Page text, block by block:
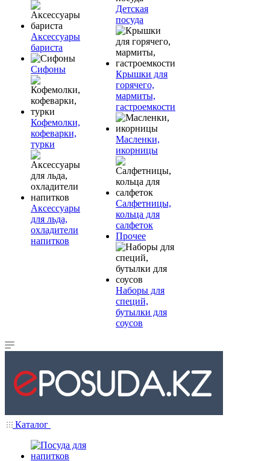
Аксессуары
бариста
Сифоны
Кофемолки,
кофеварки,
турки
Аксессуары
для льда,
охладители
напитков
Детская
посуда
Крышки для
горячего,
мармиты,
гастроемкости
Масленки,
икорницы
Салфетницы,
кольца для
салфеток
Прочее
Наборы для
специй,
бутылки для
соусов
Каталог